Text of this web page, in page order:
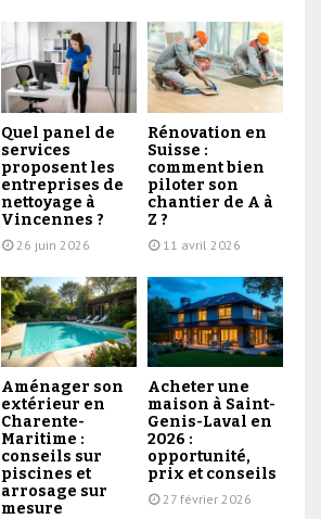
Quel panel de
services
proposent les
entreprises de
nettoyage à
Vincennes ?
26 juin 2026
Rénovation en
Suisse :
comment bien
piloter son
chantier de A à
Z ?
11 avril 2026
Aménager son
extérieur en
Charente-
Maritime :
conseils sur
piscines et
arrosage sur
mesure
Acheter une
maison à Saint-
Genis-Laval en
2026 :
opportunité,
prix et conseils
27 février 2026